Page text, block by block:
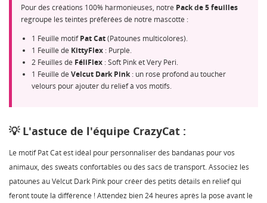
Pour des créations 100% harmonieuses, notre Pack de 5 feuilles
regroupe les teintes préférées de notre mascotte :
1 Feuille motifPat Cat(Patounes multicolores).
1 Feuille de KittyFlex : Purple.
2 Feuilles de FéliFlex : Soft Pink et Very Peri.
1 Feuille de Velcut Dark Pink: un rose profond au toucher
velours pour ajouter du relief à vos motifs.
💡 L'astuce de l'équipe CrazyCat :
Le motif Pat Cat est idéal pour personnaliser des bandanas pour vos
animaux, des sweats confortables ou des sacs de transport. Associez les
patounes au Velcut Dark Pink pour créer des petits détails en relief qui
feront toute la différence ! Attendez bien 24 heures après la pose avant le
MES LISTES
add_circle_outline Créer une nouvelle liste
NOM DE LA LISTE D'ENVIES
Annuler Créer une liste d'envies
Vous devez être connecté pour ajouter des produits à
votre liste d'envies.
Annuler